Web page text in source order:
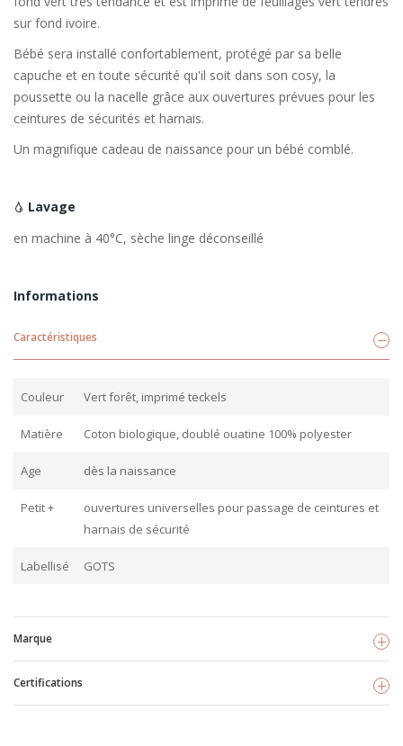
sur fond ivoire.
Bébé sera installé confortablement, protégé par sa belle
capuche et en toute sécurité qu'il soit dans son cosy, la
poussette ou la nacelle grâce aux ouvertures prévues pour les
ceintures de sécurités et harnais.
Un magnifique cadeau de naissance pour un bébé comblé.
Lavage
en machine à 40°C, sèche linge déconseillé
Informations
Caractéristiques
Couleur Vert forêt, imprimé teckels
Matière Coton biologique, doublé ouatine 100% polyester
Age dès la naissance
Petit +
ouvertures universelles pour passage de ceintures et
harnais de sécurité
Labellisé GOTS
Marque
Voir les produits
Certifications